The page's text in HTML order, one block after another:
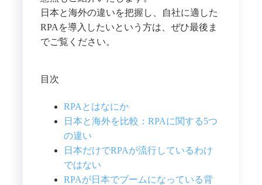
日本と海外の違いを把握し、自社に適した
RPAを導入したいという方は、ぜひ最後ま
でご覧ください。
目次
RPAとはなにか
日本と海外を比較：RPAに関する5つ
の違い
日本だけでRPAが流行しているわけ
ではない
RPAが日本でブームになっている背